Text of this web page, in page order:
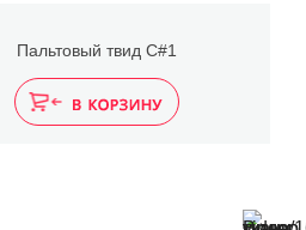
Пальтовый твид C#1